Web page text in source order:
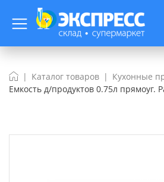
Каталог товаров
Кухонные
Емкость д/продуктов 0.75л прямоуг.